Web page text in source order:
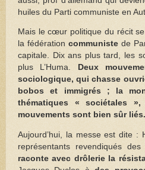
huiles du Parti communiste en
Mais le cœur politique du récit
la fédérationcommunistede
capitale. Dix ans plus tard, les
plus L’Huma.
Deux
sociologique, qui chasse
bobos et immigrés ; la
thématiques « sociétales
mouvements sont bien sûr liés.
Aujourd’hui, la messe est dite :
représentants revendiqués
raconte avec drôlerie la